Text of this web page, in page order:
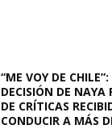
“ME VOY DE
DECISIÓN DE NAYA
DE CRÍTICAS
CONDUCIR A MÁS